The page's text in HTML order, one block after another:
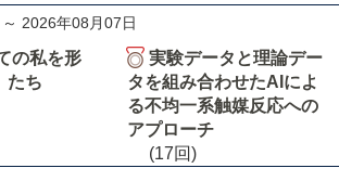
2026年08月07日
の私を形
たち
実験データと理論デー
タを組み合わせたAIによ
る不均一系触媒反応への
アプローチ
(17回)